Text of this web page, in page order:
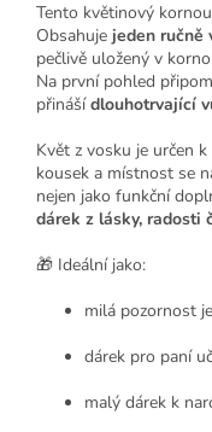
Tento květinový
Obsahuje jeden ručně
pečlivě uložený v
Na první pohled
přinášídlouhotrvající
Květ z vosku je určen
kousek a místnost se
nejen jako funkční
dárek z lásky, radosti
🎁 Ideální jako:
milá pozornost
dárek pro paní
malý dárek k